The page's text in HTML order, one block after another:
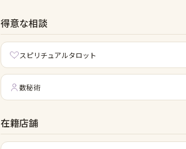
得意な相談
スピリチュアルタロット
数秘術
在籍店舗